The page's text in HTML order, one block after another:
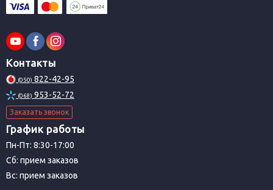
Контакты
(050) 822-42-95
(068) 953-52-72
Заказать звонок
График работы
Пн-Пт: 8:30-17:00
Сб: прием заказов
Вс: прием заказов